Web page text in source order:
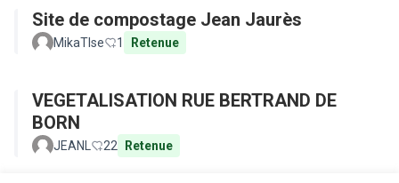
Site de compostage Jean Jaurès
MikaTlse 1 Retenue
VEGETALISATION RUE BERTRAND DE
BORN
JEANL 22 Retenue